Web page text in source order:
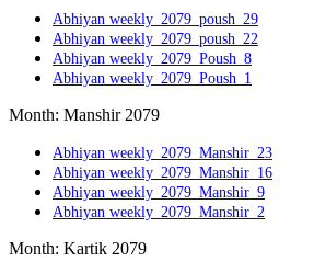
Abhiyan weekly_2079_poush_29
Abhiyan weekly_2079_poush_22
Abhiyan weekly_2079_Poush_8
Abhiyan weekly_2079_Poush_1
Month: Manshir 2079
Abhiyan weekly_2079_Manshir_23
Abhiyan weekly_2079_Manshir_16
Abhiyan weekly_2079_Manshir_9
Abhiyan weekly_2079_Manshir_2
Month: Kartik 2079